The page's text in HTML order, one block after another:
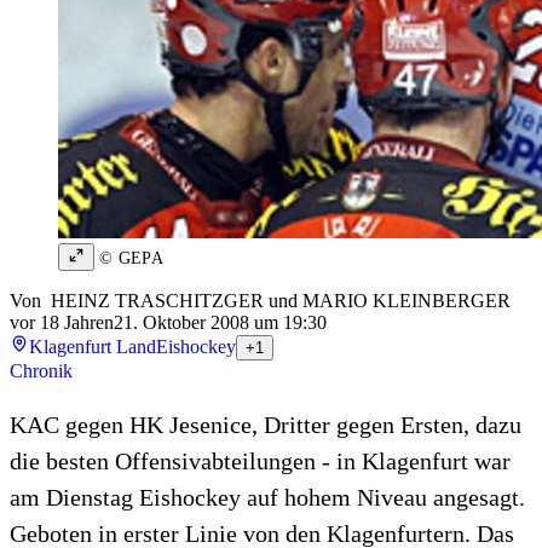
© GEPA
Von HEINZ TRASCHITZGER und MARIO KLEINBERGER
vor 18 Jahren21. Oktober 2008 um 19:30
Klagenfurt LandEishockey +1
Chronik
KAC gegen HK Jesenice, Dritter gegen Ersten, dazu
die besten Offensivabteilungen - in Klagenfurt war
am Dienstag Eishockey auf hohem Niveau angesagt.
Geboten in erster Linie von den Klagenfurtern. Das